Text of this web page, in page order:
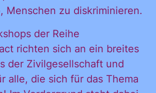
Menschen zu diskriminieren.
der Reihe
richten sich an ein breites
der Zivilgesellschaft und
alle, die sich für das Thema
alle